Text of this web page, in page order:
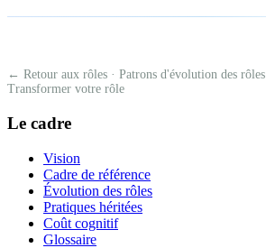
← Retour aux rôles · Patrons d'évolution des rôles
Transformer votre rôle
Le cadre
Vision
Cadre de référence
Évolution des rôles
Pratiques héritées
Coût cognitif
Glossaire